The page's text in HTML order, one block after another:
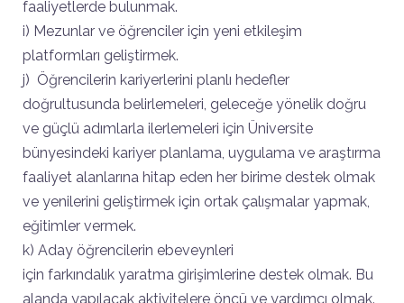
faaliyetlerde bulunmak.
i) Mezunlar ve öğrenciler için yeni etkileşim
platformları geliştirmek.
j) Öğrencilerin kariyerlerini planlı hedefler
doğrultusunda belirlemeleri, geleceğe yönelik doğru
ve güçlü adımlarla ilerlemeleri için Üniversite
bünyesindeki kariyer planlama, uygulama ve araştırma
faaliyet alanlarına hitap eden her birime destek olmak
ve yenilerini geliştirmek için ortak çalışmalar yapmak,
eğitimler vermek.
k) Aday öğrencilerin ebeveynleri
için farkındalık yaratma girişimlerine destek olmak. Bu
alanda yapılacak aktivitelere öncü ve yardımcı olmak.